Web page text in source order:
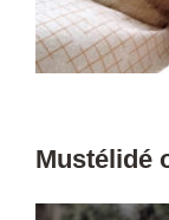
Mustélidé